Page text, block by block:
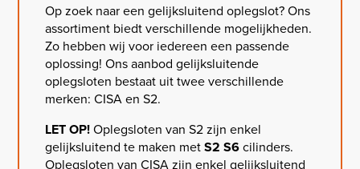
Op zoek naar een gelijksluitend oplegslot? Ons
assortiment biedt verschillende mogelijkheden.
Zo hebben wij voor iedereen een passende
oplossing! Ons aanbod gelijksluitende
oplegsloten bestaat uit twee verschillende
merken: CISA en S2.
LET OP!Oplegsloten van S2 zijn enkel
gelijksluitend te maken metS2 S6cilinders.
Oplegsloten van CISA zijn enkel gelijksluitend